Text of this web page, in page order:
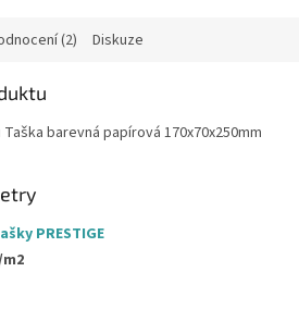
(2) Diskuze
barevná papírová 170x70x250mm
PRESTIGE